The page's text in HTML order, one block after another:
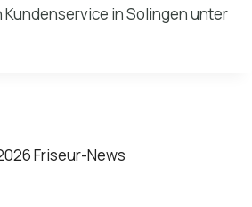
in Solingen unter
Friseur-News